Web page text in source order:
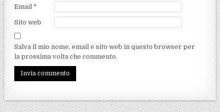
Email *
Sito web
Salva il mio nome, email e sito web in questo browser per
la prossima volta che commento.